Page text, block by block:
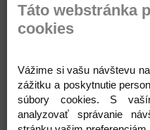
héliom - lietajú, ale i
paličku ako reklamný
vyrobené v USA a
telo i prírodu úplne
prímesi.
Materiál: latex.
Táto webstránka
cookies
Vážime si vašu návštevu
zážitku a poskytnutie
súbory cookies. S
analyzovať správanie